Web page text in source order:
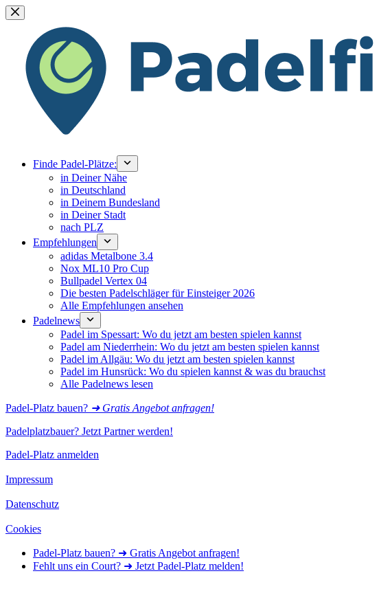
Zum
Inhalt
springen
Finde Padel-Plätze:
in Deiner Nähe
in Deutschland
in Deinem Bundesland
in Deiner Stadt
nach PLZ
Empfehlungen
adidas Metalbone 3.4
Nox ML10 Pro Cup
Bullpadel Vertex 04
Die besten Padelschläger für Einsteiger 2026
Alle Empfehlungen ansehen
Padelnews
Padel im Spessart: Wo du jetzt am besten spielen kannst
Padel am Niederrhein: Wo du jetzt am besten spielen kannst
Padel im Allgäu: Wo du jetzt am besten spielen kannst
Padel im Hunsrück: Wo du spielen kannst & was du brauchst
Alle Padelnews lesen
Padel-Platz bauen? ➜ Gratis Angebot anfragen!
Padelplatzbauer? Jetzt Partner werden!
Padel-Platz anmelden
Impressum
Datenschutz
Cookies
Padel-Platz bauen? ➜ Gratis Angebot anfragen!
Fehlt uns ein Court? ➜ Jetzt Padel-Platz melden!